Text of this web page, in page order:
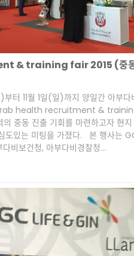
& training fair 2015 (중
터 11월 1일(일)까지 양일간 아부다
health recruitment &
중동 진출 기회를 마련하고자 현지
도있는 미팅을 가졌다. 본 행사는
비보건청, 아부다비경찰청…